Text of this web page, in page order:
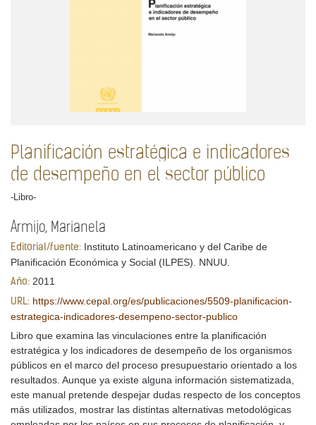
Planificación estratégica e indicadores
de desempeño en el sector público
-Libro-
Armijo, Marianela
Editorial/fuente: Instituto Latinoamericano y del Caribe de
Planificación Económica y Social (ILPES). NNUU.
Año: 2011
URL: https://www.cepal.org/es/publicaciones/5509-planificacion-
estrategica-indicadores-desempeno-sector-publico
Libro que examina las vinculaciones entre la planificación
estratégica y los indicadores de desempeño de los organismos
públicos en el marco del proceso presupuestario orientado a los
resultados. Aunque ya existe alguna información sistematizada,
este manual pretende despejar dudas respecto de los conceptos
más utilizados, mostrar las distintas alternativas metodológicas